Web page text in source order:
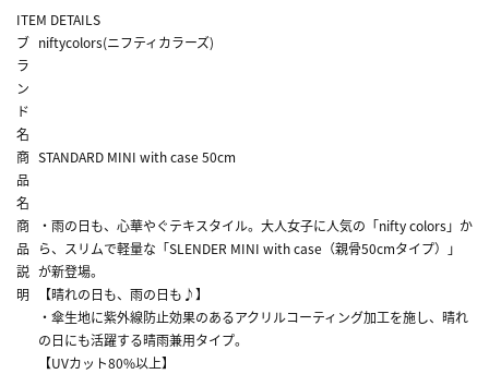
ITEM DETAILS
ブ
ラ
ン
ド
名
niftycolors(ニフティカラーズ)
商
品
名
STANDARD MINI with case 50cm
商
品
説
明
・雨の日も、心華やぐテキスタイル。大人女子に人気の「nifty colors」か
ら、スリムで軽量な「SLENDER MINI with case（親骨50cmタイプ）」
が新登場。
【晴れの日も、雨の日も♪】
・傘生地に紫外線防止効果のあるアクリルコーティング加工を施し、晴れ
の日にも活躍する晴雨兼用タイプ。
【UVカット80%以上】